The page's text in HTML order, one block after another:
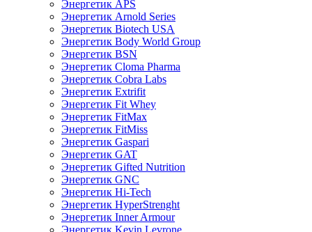
Энергетик APS
Энергетик Arnold Series
Энергетик Biotech USA
Энергетик Body World Group
Энергетик BSN
Энергетик Cloma Pharma
Энергетик Cobra Labs
Энергетик Extrifit
Энергетик Fit Whey
Энергетик FitMax
Энергетик FitMiss
Энергетик Gaspari
Энергетик GAT
Энергетик Gifted Nutrition
Энергетик GNC
Энергетик Hi-Tech
Энергетик HyperStrenght
Энергетик Inner Armour
Энергетик Kevin Levrone